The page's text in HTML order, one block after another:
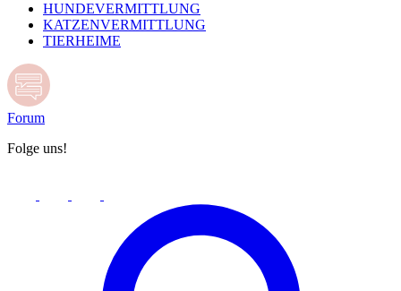
HUNDEVERMITTLUNG
KATZENVERMITTLUNG
TIERHEIME
Forum
Folge uns!